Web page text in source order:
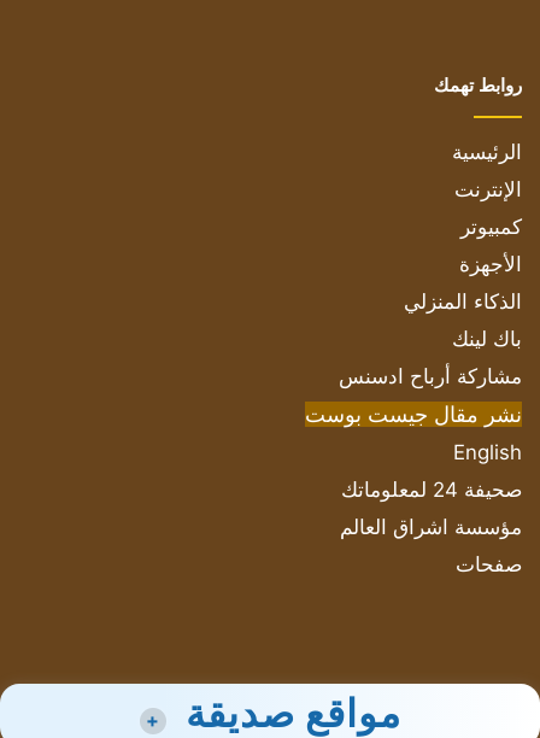
روابط تهمك
الرئيسية
الإنترنت
كمبيوتر
الأجهزة
الذكاء المنزلي
باك لينك
مشاركة أرباح ادسنس
نشر مقال جيست بوست
English
صحيفة 24 لمعلوماتك
مؤسسة اشراق العالم
صفحات
مواقع صديقة +